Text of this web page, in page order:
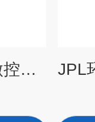
JPL环刚度试验机（微控型）